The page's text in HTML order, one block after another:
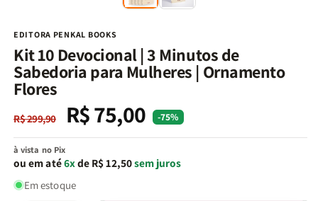
EDITORA PENKAL BOOKS
Kit 10 Devocional | 3 Minutos de
Sabedoria para Mulheres | Ornamento
Flores
Preço
normal
R$ 299,90
Preço
promocional
R$ 75,00 -75%
à vista no Pix
ou em até6xde R$ 12,50sem juros
Em estoque